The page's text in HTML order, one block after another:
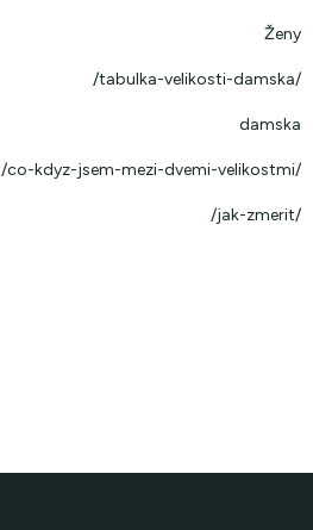
Ženy
/tabulka-velikosti-damska/
damska
/co-kdyz-jsem-mezi-dvemi-velikostmi/
/jak-zmerit/